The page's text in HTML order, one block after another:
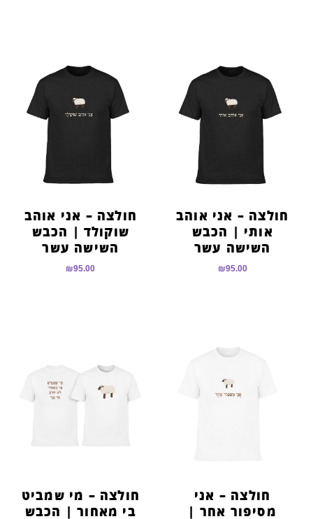
חולצה – אני אוהב
אותי | הכבש
השישה עשר
₪95.00
חולצה – אני אוהב
שוקולד | הכבש
השישה עשר
₪95.00
חולצה – אני
מסיפור אחר |
חולצה – מי שמביט
בי מאחור | הכבש